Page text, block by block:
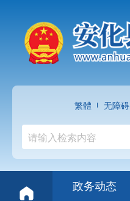
繁體 无障碍
政务动态